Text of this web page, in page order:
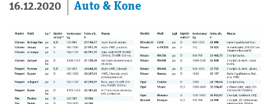
16.12.2020 Auto & Kone